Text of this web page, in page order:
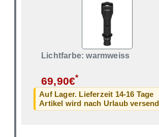
Lichtfarbe: warmweiss
69,90€*
Auf Lager. Lieferzeit 14-16 Tage
Artikel wird nach Urlaub